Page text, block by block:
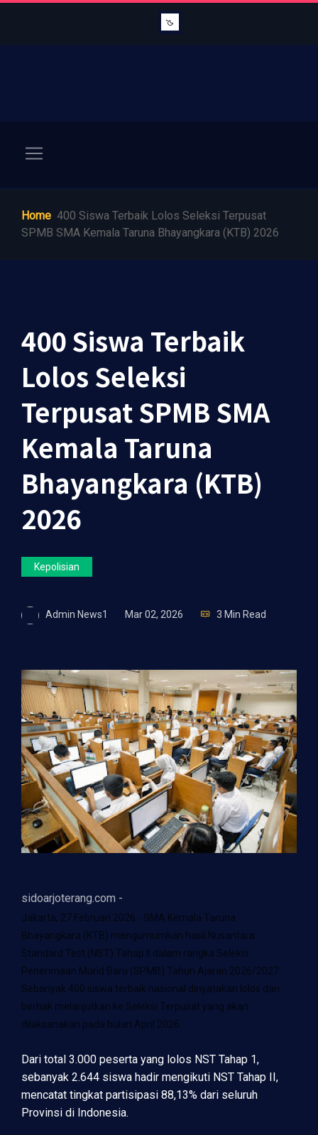
Home 400 Siswa Terbaik Lolos Seleksi Terpusat
SPMB SMA Kemala Taruna Bhayangkara (KTB) 2026
400 Siswa Terbaik
Lolos Seleksi
Terpusat SPMB SMA
Kemala Taruna
Bhayangkara (KTB)
2026
Kepolisian
Admin News1 Mar 02, 2026 3 Min Read
sidoarjoterang.com -
Jakarta, 27 Februari 2026 - SMA Kemala Taruna
Bhayangkara (KTB) mengumumkan hasil Nusantara
Standard Test (NST) Tahap II dalam rangka Seleksi
Penerimaan Murid Baru (SPMB) Tahun Ajaran 2026/2027.
Sebanyak 400 siswa terbaik nasional dinyatakan lolos dan
berhak melanjutkan ke Seleksi Terpusat yang akan
dilaksanakan pada bulan April 2026.
Dari total 3.000 peserta yang lolos NST Tahap 1,
sebanyak 2.644 siswa hadir mengikuti NST Tahap II,
mencatat tingkat partisipasi 88,13% dari seluruh
Provinsi di Indonesia.